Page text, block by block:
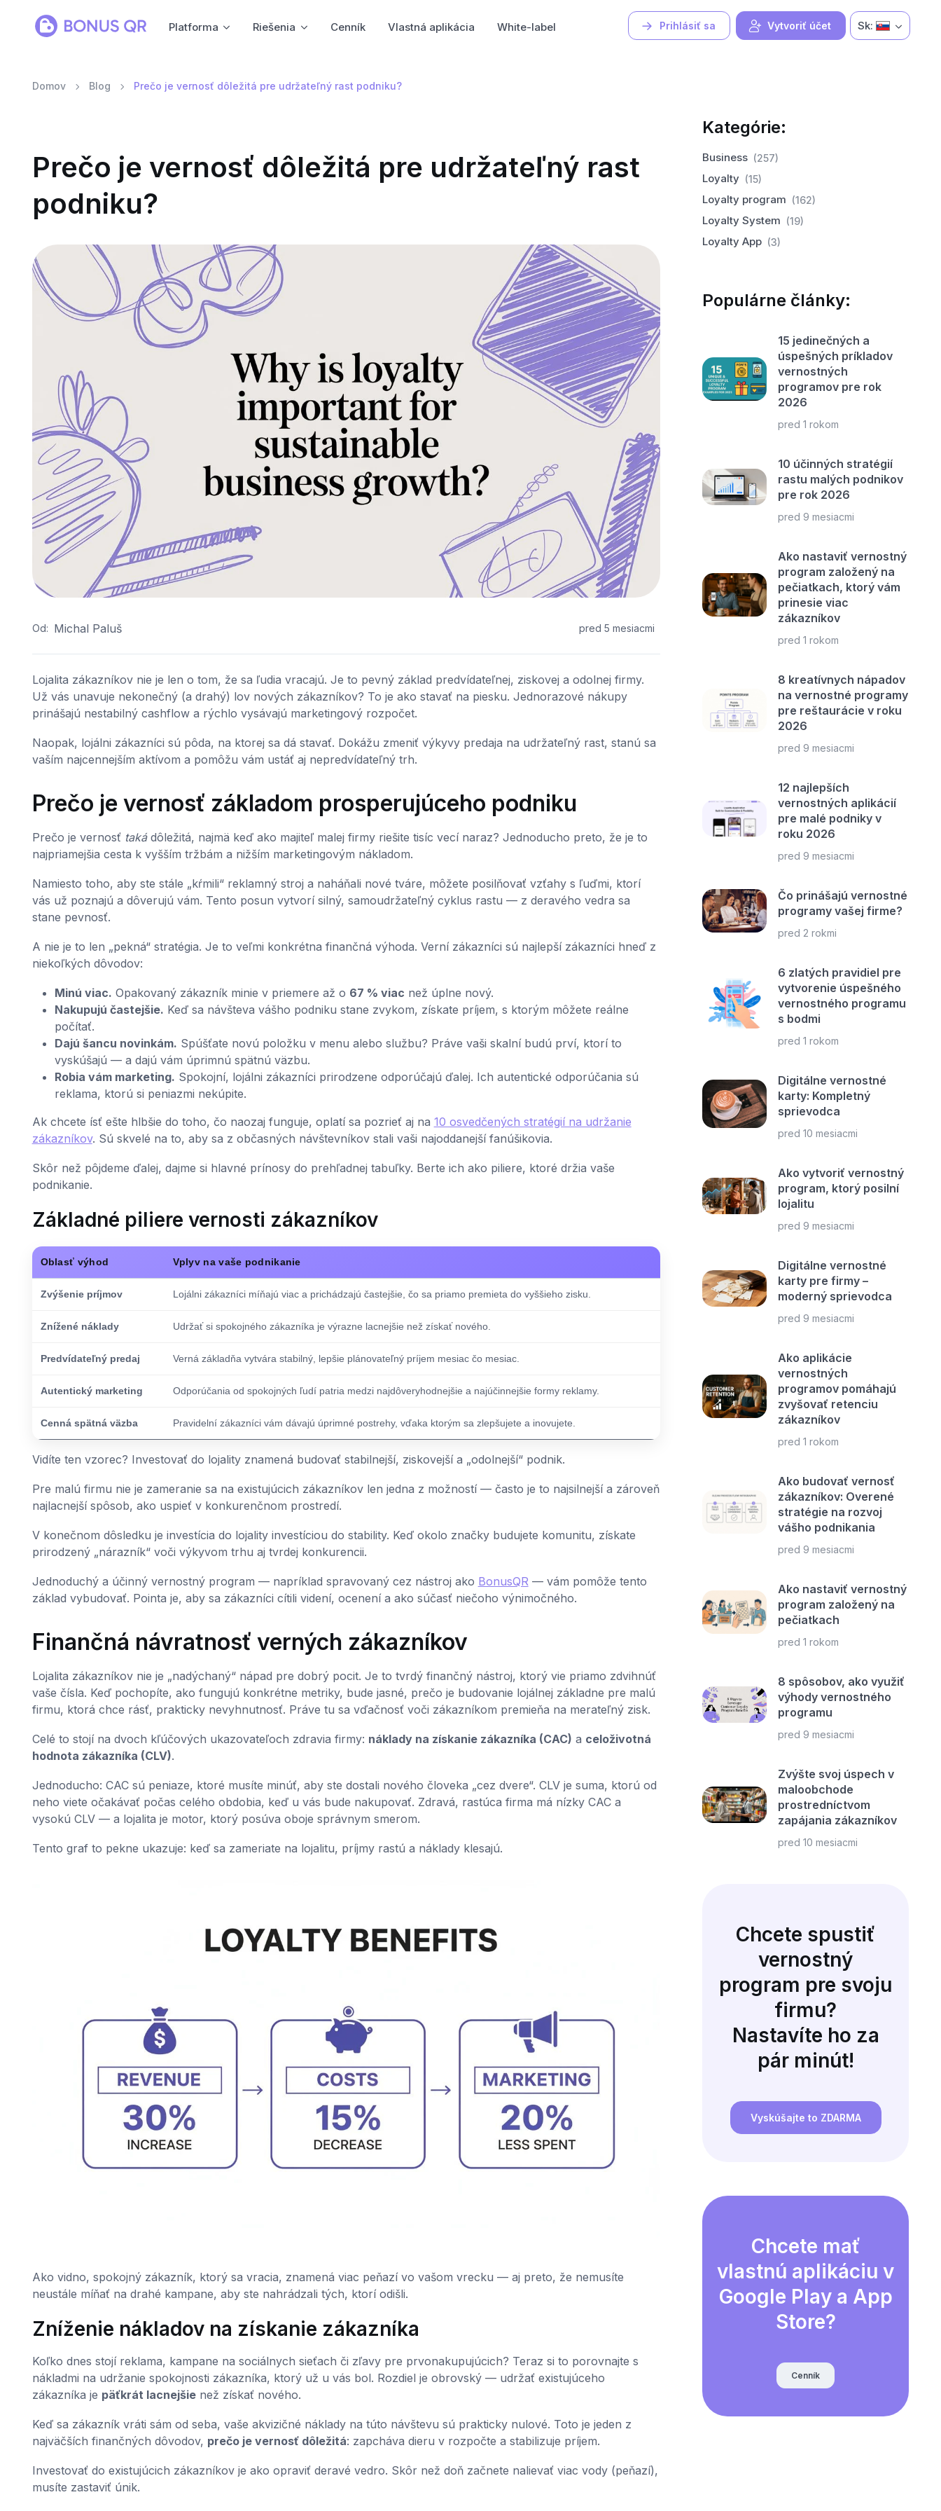
Prihlásiť sa Vytvoriť účet
Platforma Riešenia Cenník Vlastná aplikácia White-label Sk:
Domov Blog Prečo je vernosť dôležitá pre udržateľný rast podniku?
Prečo je vernosť dôležitá pre udržateľný rast
podniku?
Od: Michal Paluš pred 5 mesiacmi
Lojalita zákazníkov nie je len o tom, že sa ľudia vracajú. Je to pevný základ predvídateľnej, ziskovej a odolnej firmy.
Už vás unavuje nekonečný (a drahý) lov nových zákazníkov? To je ako stavať na piesku. Jednorazové nákupy
prinášajú nestabilný cashflow a rýchlo vysávajú marketingový rozpočet.
Naopak, lojálni zákazníci sú pôda, na ktorej sa dá stavať. Dokážu zmeniť výkyvy predaja na udržateľný rast, stanú sa
vaším najcennejším aktívom a pomôžu vám ustáť aj nepredvídateľný trh.
Prečo je vernosť základom prosperujúceho podniku
Prečo je vernosť takádôležitá, najmä keď ako majiteľ malej firmy riešite tisíc vecí naraz? Jednoducho preto, že je to
najpriamejšia cesta k vyšším tržbám a nižším marketingovým nákladom.
Namiesto toho, aby ste stále „kŕmili“ reklamný stroj a naháňali nové tváre, môžete posilňovať vzťahy s ľuďmi, ktorí
vás už poznajú a dôverujú vám. Tento posun vytvorí silný, samoudržateľný cyklus rastu — z deravého vedra sa
stane pevnosť.
A nie je to len „pekná“ stratégia. Je to veľmi konkrétna finančná výhoda. Verní zákazníci sú najlepší zákazníci hneď z
niekoľkých dôvodov:
Minú viac. Opakovaný zákazník minie v priemere až o 67 % viac než úplne nový.
Nakupujú častejšie. Keď sa návšteva vášho podniku stane zvykom, získate príjem, s ktorým môžete reálne
počítať.
Dajú šancu novinkám. Spúšťate novú položku v menu alebo službu? Práve vaši skalní budú prví, ktorí to
vyskúšajú — a dajú vám úprimnú spätnú väzbu.
Robia vám marketing. Spokojní, lojálni zákazníci prirodzene odporúčajú ďalej. Ich autentické odporúčania sú
reklama, ktorú si peniazmi nekúpite.
Ak chcete ísť ešte hlbšie do toho, čo naozaj funguje, oplatí sa pozrieť aj na 10 osvedčených stratégií na udržanie
zákazníkov. Sú skvelé na to, aby sa z občasných návštevníkov stali vaši najoddanejší fanúšikovia.
Skôr než pôjdeme ďalej, dajme si hlavné prínosy do prehľadnej tabuľky. Berte ich ako piliere, ktoré držia vaše
podnikanie.
Základné piliere vernosti zákazníkov
Oblasť výhod Vplyv na vaše podnikanie
Zvýšenie príjmov Lojálni zákazníci míňajú viac a prichádzajú častejšie, čo sa priamo premieta do vyššieho zisku.
Znížené náklady Udržať si spokojného zákazníka je výrazne lacnejšie než získať nového.
Predvídateľný predaj Verná základňa vytvára stabilný, lepšie plánovateľný príjem mesiac čo mesiac.
Autentický marketing Odporúčania od spokojných ľudí patria medzi najdôveryhodnejšie a najúčinnejšie formy reklamy.
Cenná spätná väzba Pravidelní zákazníci vám dávajú úprimné postrehy, vďaka ktorým sa zlepšujete a inovujete.
Vidíte ten vzorec? Investovať do lojality znamená budovať stabilnejší, ziskovejší a „odolnejší“ podnik.
Pre malú firmu nie je zameranie sa na existujúcich zákazníkov len jedna z možností — často je to najsilnejší a zároveň
najlacnejší spôsob, ako uspieť v konkurenčnom prostredí.
V konečnom dôsledku je investícia do lojality investíciou do stability. Keď okolo značky budujete komunitu, získate
prirodzený „nárazník“ voči výkyvom trhu aj tvrdej konkurencii.
Jednoduchý a účinný vernostný program — napríklad spravovaný cez nástroj ako BonusQR — vám pomôže tento
základ vybudovať. Pointa je, aby sa zákazníci cítili videní, ocenení a ako súčasť niečoho výnimočného.
Finančná návratnosť verných zákazníkov
Lojalita zákazníkov nie je „nadýchaný“ nápad pre dobrý pocit. Je to tvrdý finančný nástroj, ktorý vie priamo zdvihnúť
vaše čísla. Keď pochopíte, ako fungujú konkrétne metriky, bude jasné, prečo je budovanie lojálnej základne pre malú
firmu, ktorá chce rásť, prakticky nevyhnutnosť. Práve tu sa vďačnosť voči zákazníkom premieňa na merateľný zisk.
Celé to stojí na dvoch kľúčových ukazovateľoch zdravia firmy: náklady na získanie zákazníka (CAC) a celoživotná
hodnota zákazníka (CLV).
Jednoducho: CAC sú peniaze, ktoré musíte minúť, aby ste dostali nového človeka „cez dvere“. CLV je suma, ktorú od
neho viete očakávať počas celého obdobia, keď u vás bude nakupovať. Zdravá, rastúca firma má nízky CAC a
vysokú CLV — a lojalita je motor, ktorý posúva oboje správnym smerom.
Tento graf to pekne ukazuje: keď sa zameriate na lojalitu, príjmy rastú a náklady klesajú.
Ako vidno, spokojný zákazník, ktorý sa vracia, znamená viac peňazí vo vašom vrecku — aj preto, že nemusíte
neustále míňať na drahé kampane, aby ste nahrádzali tých, ktorí odišli.
Zníženie nákladov na získanie zákazníka
Koľko dnes stojí reklama, kampane na sociálnych sieťach či zľavy pre prvonakupujúcich? Teraz si to porovnajte s
nákladmi na udržanie spokojnosti zákazníka, ktorý už u vás bol. Rozdiel je obrovský — udržať existujúceho
zákazníka je päťkrát lacnejšienež získať nového.
Keď sa zákazník vráti sám od seba, vaše akvizičné náklady na túto návštevu sú prakticky nulové. Toto je jeden z
najväčších finančných dôvodov, prečo je vernosť dôležitá: zapcháva dieru v rozpočte a stabilizuje príjem.
Investovať do existujúcich zákazníkov je ako opraviť deravé vedro. Skôr než doň začnete nalievať viac vody (peňazí),
musíte zastaviť únik.
Kategórie:
Business (257)
Loyalty (15)
Loyalty program (162)
Loyalty System (19)
Loyalty App (3)
Populárne články:
15 jedinečných a
úspešných príkladov
vernostných
programov pre rok
2026
pred 1 rokom
10 účinných stratégií
rastu malých podnikov
pre rok 2026
pred 9 mesiacmi
Ako nastaviť vernostný
program založený na
pečiatkach, ktorý vám
prinesie viac
zákazníkov
pred 1 rokom
8 kreatívnych nápadov
na vernostné programy
pre reštaurácie v roku
2026
pred 9 mesiacmi
12 najlepších
vernostných aplikácií
pre malé podniky v
roku 2026
pred 9 mesiacmi
Čo prinášajú vernostné
programy vašej firme?
pred 2 rokmi
6 zlatých pravidiel pre
vytvorenie úspešného
vernostného programu
s bodmi
pred 1 rokom
Digitálne vernostné
karty: Kompletný
sprievodca
pred 10 mesiacmi
Ako vytvoriť vernostný
program, ktorý posilní
lojalitu
pred 9 mesiacmi
Digitálne vernostné
karty pre firmy –
moderný sprievodca
pred 9 mesiacmi
Ako aplikácie
vernostných
programov pomáhajú
zvyšovať retenciu
zákazníkov
pred 1 rokom
Ako budovať vernosť
zákazníkov: Overené
stratégie na rozvoj
vášho podnikania
pred 9 mesiacmi
Ako nastaviť vernostný
program založený na
pečiatkach
pred 1 rokom
8 spôsobov, ako využiť
výhody vernostného
programu
pred 9 mesiacmi
Zvýšte svoj úspech v
maloobchode
prostredníctvom
zapájania zákazníkov
pred 10 mesiacmi
Chcete spustiť
vernostný
program pre svoju
firmu?
Nastavíte ho za
pár minút!
Vyskúšajte to ZDARMA
Chcete mať
vlastnú aplikáciu v
Google Play a App
Store?
Cenník